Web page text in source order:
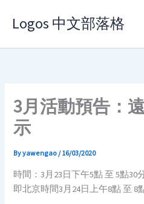
Logos 中文部落格
3月活動預告：
示
Byyawengao/16/03/2020
時間：3月23日下午5點 至 5點30
即北京時間3月24日上午8點 至 8